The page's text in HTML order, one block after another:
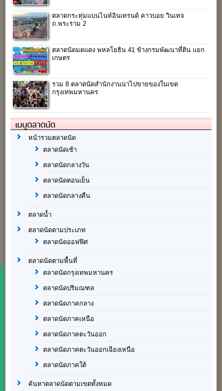
ตลาดกระทุ่มแบนไนท์อินเทรนด์ คาวบอย วินเทจ
ถ.พระราม 2
ตลาดนัดมดแดง พหลโยธิน 41 ข้างกรมพัฒนาที่ดิน แยก
เกษตร
รวม 8 ตลาดนัดสำนักงานน่าไปขายของในเขต
กรุงเทพมหานคร
เมนูตลาดนัด
หน้ารวมตลาดนัด
ตลาดนัดเช้า
ตลาดนัดกลางวัน
ตลาดนัดตอนเย็น
ตลาดนัดกลางคืน
ตลาดน้ำ
ตลาดนัดตามประเภท
ตลาดนัดออฟฟิศ
ตลาดนัดตามพื้นที่
ตลาดนัดกรุงเทพมหานคร
ตลาดนัดปริมณฑล
ตลาดนัดภาคกลาง
ตลาดนัดภาคเหนือ
ตลาดนัดภาคตะวันออก
ตลาดนัดภาคตะวันออกเฉียงเหนือ
ตลาดนัดภาคใต้
ค้นหาตลาดนัดตามเขตทั้งหมด